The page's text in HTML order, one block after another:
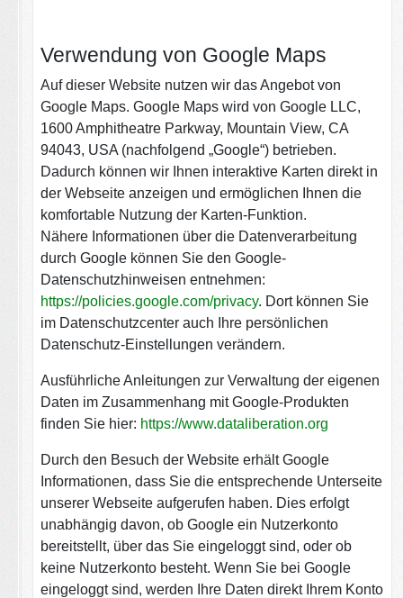
Verwendung von Google Maps
Auf dieser Website nutzen wir das Angebot von
Google Maps. Google Maps wird von Google LLC,
1600 Amphitheatre Parkway, Mountain View, CA
94043, USA (nachfolgend „Google“) betrieben.
Dadurch können wir Ihnen interaktive Karten direkt in
der Webseite anzeigen und ermöglichen Ihnen die
komfortable Nutzung der Karten-Funktion.
Nähere Informationen über die Datenverarbeitung
durch Google können Sie den Google-
Datenschutzhinweisen entnehmen:
https://policies.google.com/privacy. Dort können Sie
im Datenschutzcenter auch Ihre persönlichen
Datenschutz-Einstellungen verändern.
Ausführliche Anleitungen zur Verwaltung der eigenen
Daten im Zusammenhang mit Google-Produkten
finden Sie hier: https://www.dataliberation.org
Durch den Besuch der Website erhält Google
Informationen, dass Sie die entsprechende Unterseite
unserer Webseite aufgerufen haben. Dies erfolgt
unabhängig davon, ob Google ein Nutzerkonto
bereitstellt, über das Sie eingeloggt sind, oder ob
keine Nutzerkonto besteht. Wenn Sie bei Google
eingeloggt sind, werden Ihre Daten direkt Ihrem Konto